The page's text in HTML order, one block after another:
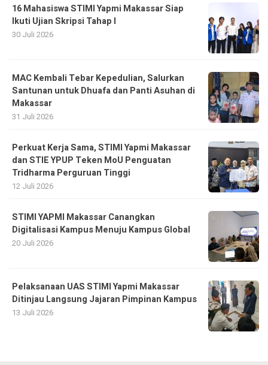
16 Mahasiswa STIMI Yapmi Makassar Siap
Ikuti Ujian Skripsi Tahap I
30 Juli 2026
MAC Kembali Tebar Kepedulian, Salurkan
Santunan untuk Dhuafa dan Panti Asuhan di
Makassar
31 Juli 2026
Perkuat Kerja Sama, STIMI Yapmi Makassar
dan STIE YPUP Teken MoU Penguatan
Tridharma Perguruan Tinggi
12 Juli 2026
STIMI YAPMI Makassar Canangkan
Digitalisasi Kampus Menuju Kampus Global
20 Juli 2026
Pelaksanaan UAS STIMI Yapmi Makassar
Ditinjau Langsung Jajaran Pimpinan Kampus
13 Juli 2026